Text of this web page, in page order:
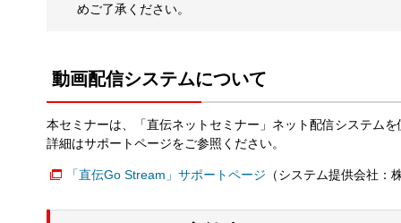
めご了承ください。
動画配信システムについて
本セミナーは、「直伝ネットセミナー」ネット配信システム
詳細はサポートページをご参照ください。
「直伝Go Stream」サポートページ （システム提供会社